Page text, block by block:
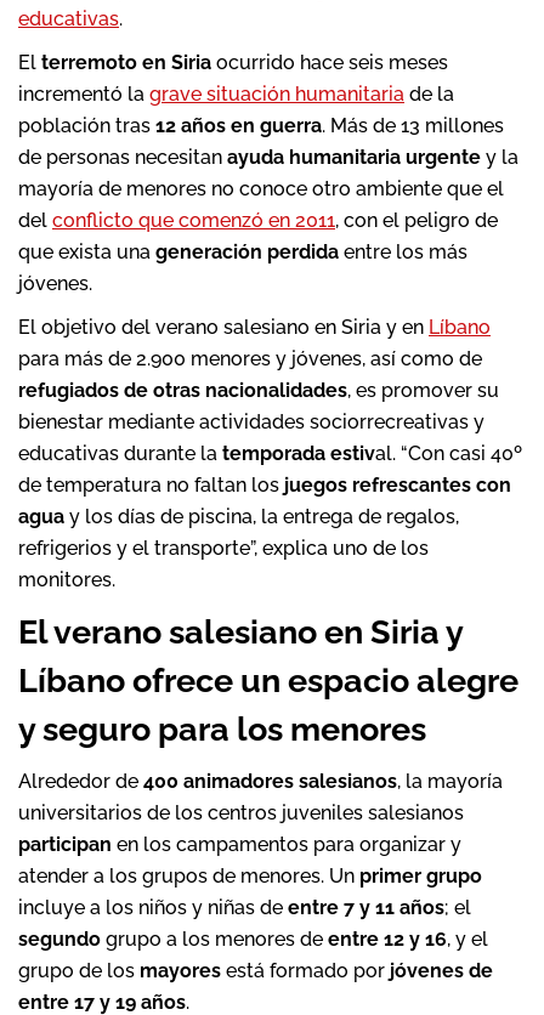
educativas.
El terremoto en Siria ocurrido hace seis meses
incrementó la grave situación humanitaria de la
población tras 12 años en guerra. Más de 13 millones
de personas necesitan ayuda humanitaria urgente y la
mayoría de menores no conoce otro ambiente que el
del conflicto que comenzó en 2011, con el peligro de
que exista una generación perdida entre los más
jóvenes.
El objetivo del verano salesiano en Siria y en Líbano
para más de 2.900 menores y jóvenes, así como de
refugiados de otras nacionalidades, es promover su
bienestar mediante actividades sociorrecreativas y
educativas durante la temporada estival. “Con casi 40º
de temperatura no faltan los juegos refrescantes con
agua y los días de piscina, la entrega de regalos,
refrigerios y el transporte”, explica uno de los
monitores.
El verano salesiano en Siria y
Líbano ofrece un espacio alegre
y seguro para los menores
Alrededor de 400 animadores salesianos, la mayoría
universitarios de los centros juveniles salesianos
participan en los campamentos para organizar y
atender a los grupos de menores. Un primer grupo
incluye a los niños y niñas de entre 7 y 11 años; el
segundo grupo a los menores de entre 12 y 16, y el
grupo de los mayores está formado por jóvenes de
entre 17 y 19 años.